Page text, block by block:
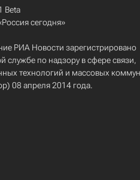
Beta
сегодня»
РИА Новости зарегистрировано
службе по надзору в сфере связи,
технологий и массовых
08 апреля 2014 года.